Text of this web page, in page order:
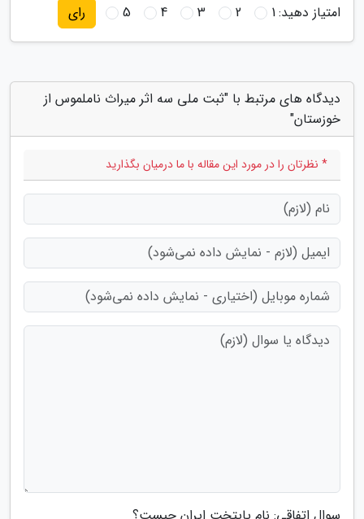
امتیاز دهید:1
2
3
4
5 رای
دیدگاه های مرتبط با "ثبت ملی سه اثر میراث ناملموس از
خوزستان"
* نظرتان را در مورد این مقاله با ما درمیان بگذارید